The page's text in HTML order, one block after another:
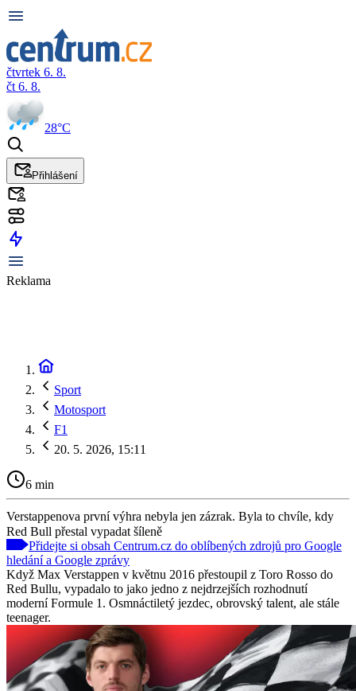
čtvrtek 6. 8.
čt 6. 8.
28°C
Přihlášení
Reklama
Sport
Motosport
F1
20. 5. 2026, 15:11
6 min
Verstappenova první výhra nebyla jen zázrak. Byla to chvíle, kdy
Red Bull přestal vypadat šíleně
Přidejte si obsah Centrum.cz do oblíbených zdrojů pro Google
hledání a Google zprávy
Když Max Verstappen v květnu 2016 přestoupil z Toro Rosso do
Red Bullu, vypadalo to jako jedno z nejdrzejších rozhodnutí
moderní Formule 1. Osmnáctiletý jezdec, obrovský talent, ale stále
teenager.